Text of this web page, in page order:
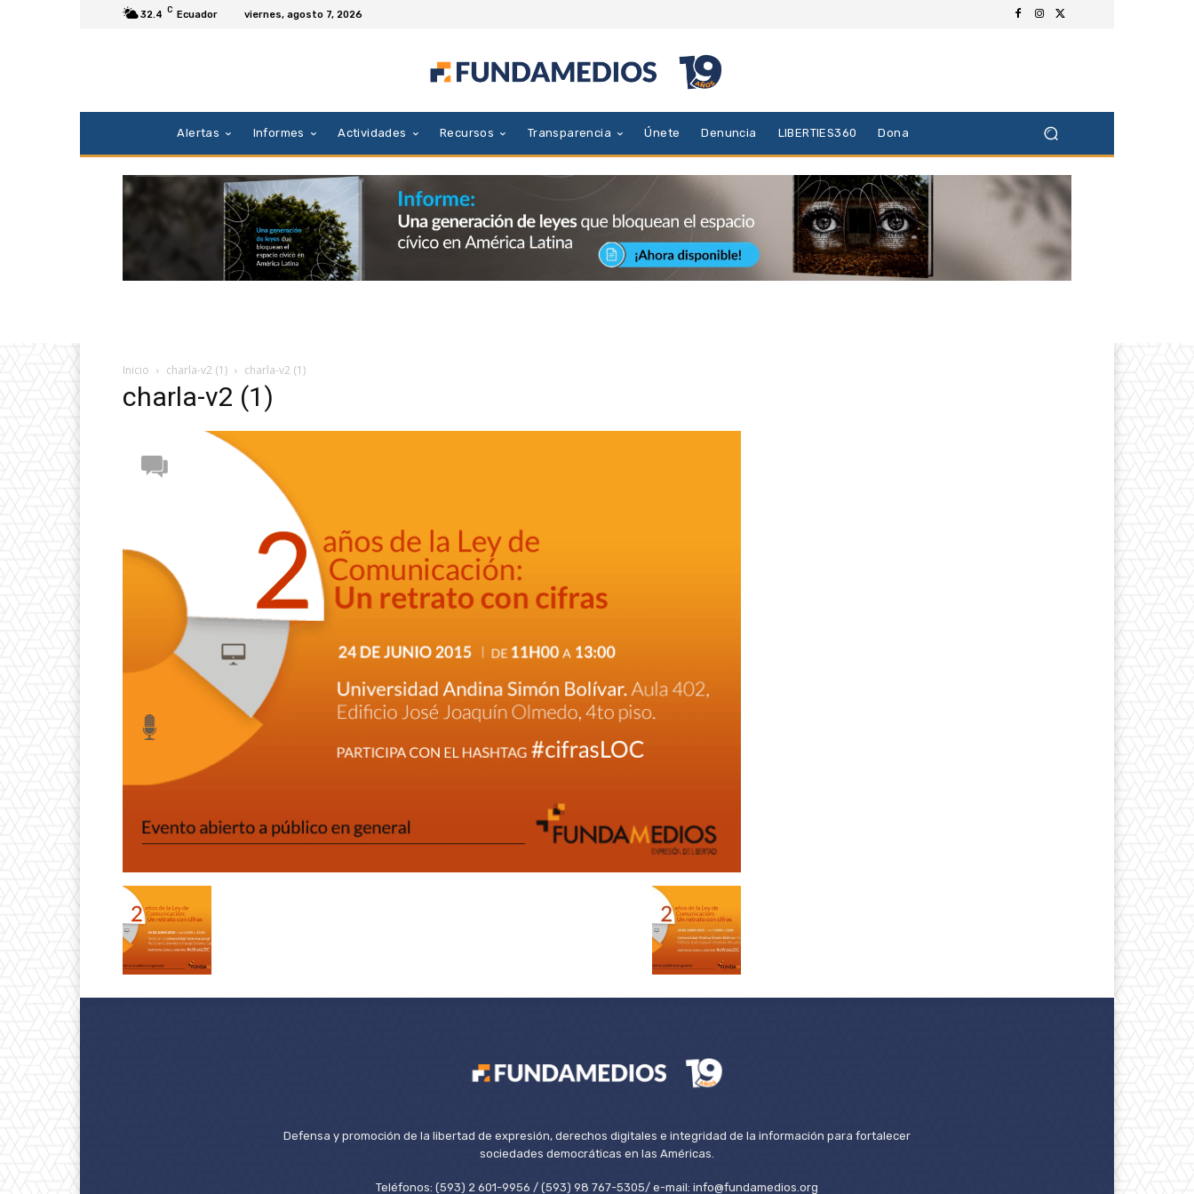
32.4 C Ecuador viernes, agosto 7, 2026
Alertas Informes Actividades Recursos Transparencia Únete Denuncia LIBERTIES360 Dona
Inicio charla-v2 (1) charla-v2 (1)
charla-v2 (1)
Defensa y promoción de la libertad de expresión, derechos digitales e integridad de la información para fortalecer
sociedades democráticas en las Américas.
Teléfonos: (593) 2 601-9956 / (593) 98 767-5305/ e-mail: info@fundamedios.org